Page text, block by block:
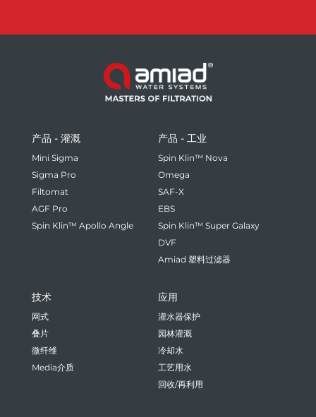
产品 - 灌溉
Mini Sigma
Sigma Pro
Filtomat
AGF Pro
Spin Klin™ Apollo Angle
产品 - 工业
Spin Klin™ Nova
Omega
SAF-X
EBS
Spin Klin™ Super Galaxy
DVF
Amiad 塑料过滤器
技术
网式
叠片
微纤维
Media介质
应用
灌水器保护
园林灌溉
冷却水
工艺用水
回收/再利用